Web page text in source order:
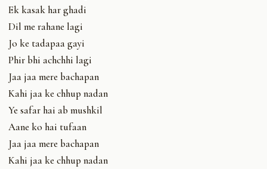
Ek kasak har ghadi
Dil me rahane lagi
Jo ke tadapaa gayi
Phir bhi achchhi lagi
Jaa jaa mere bachapan
Kahi jaa ke chhup nadan
Ye safar hai ab mushkil
Aane ko hai tufaan
Jaa jaa mere bachapan
Kahi jaa ke chhup nadan